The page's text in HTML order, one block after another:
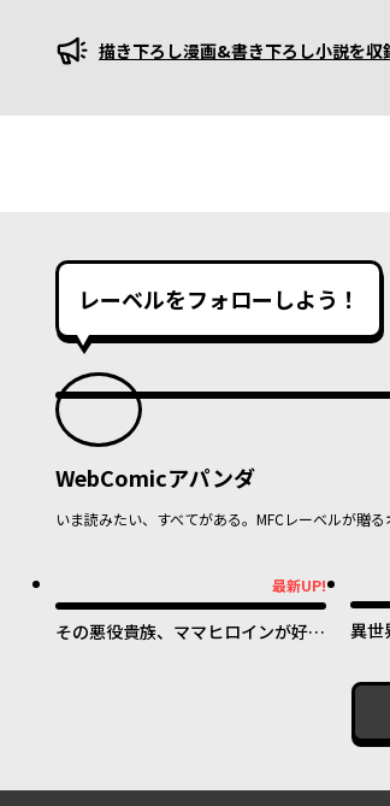
プロモーション
描き下ろし漫画&書き下ろし小説を収
レーベルをフォローしよう！
WebComicアパンダ
いま読みたい、すべてがある。MFCレーベルが贈
最新UP!
その悪役貴族、ママヒロインが好き
異世